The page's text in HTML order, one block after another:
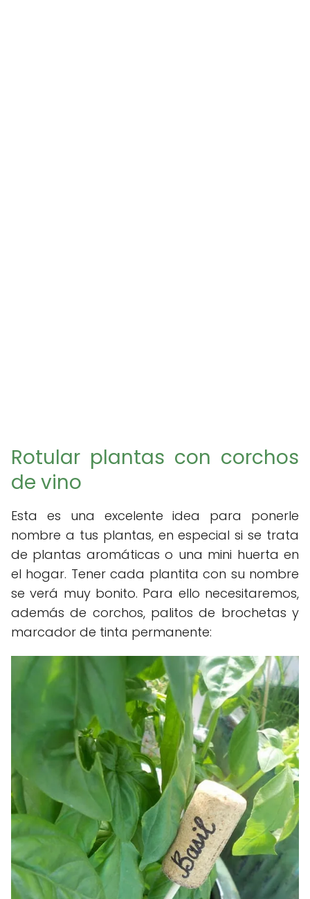
Rotular plantas con corchos
de vino
Esta es una excelente idea para ponerle
nombre a tus plantas, en especial si se trata
de plantas aromáticas o una mini huerta en
el hogar. Tener cada plantita con su nombre
se verá muy bonito. Para ello necesitaremos,
además de corchos, palitos de brochetas y
marcador de tinta permanente: